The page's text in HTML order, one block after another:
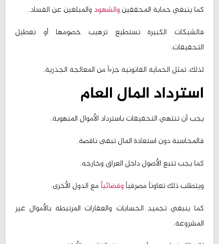
فالشبكات الكبيرة تستطيع ترهيب خصومها أو تعطيل
التحقيقات.
لذلك، تمثل الحماية القانونية جزءاً من المعالجة الجذرية.
استرداد المال العام
يجب أن تنتهي التحقيقات باسترداد الأموال المنهوبة.
فالمحاسبة دون استعادة المال تبقى ناقصة.
كما يجب تتبع الأصول داخل العراق وخارجه.
ويتطلب ذلك تعاوناً مصرفياًوقضائياًمع الدول الأخرى.
كما ينبغي تجميد الحسابات والعقارات المرتبطة بالأموال غير
المشروعة.
لكن الاسترداد يجب أن يجري وفق القانون والأدلة.